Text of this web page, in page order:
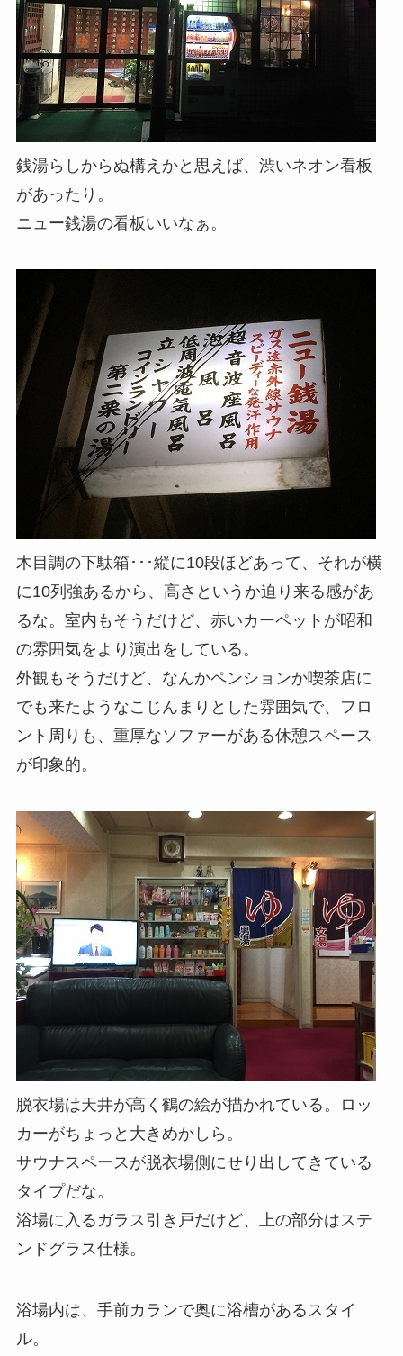
銭湯らしからぬ構えかと思えば、渋いネオン看板
があったり。
ニュー銭湯の看板いいなぁ。
木目調の下駄箱･･･縦に10段ほどあって、それが横
に10列強あるから、高さというか迫り来る感があ
るな。室内もそうだけど、赤いカーペットが昭和
の雰囲気をより演出をしている。
外観もそうだけど、なんかペンションか喫茶店に
でも来たようなこじんまりとした雰囲気で、フロ
ント周りも、重厚なソファーがある休憩スペース
が印象的。
脱衣場は天井が高く鶴の絵が描かれている。ロッ
カーがちょっと大きめかしら。
サウナスペースが脱衣場側にせり出してきている
タイプだな。
浴場に入るガラス引き戸だけど、上の部分はステ
ンドグラス仕様。
浴場内は、手前カランで奥に浴槽があるスタイ
ル。